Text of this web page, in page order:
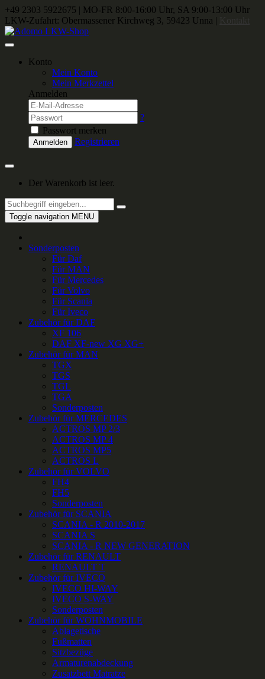
+49 2303 5922675 | MO-FR 8:00-16:00 Uhr, SA 9:00-13:00 Uhr
LKW-Zufahrt: Obermassener Kirchweg 3, 59423 Unna |
Konto
Mein Konto
Mein Merkzettel
Anmelden
?
Passwort merken
Anmelden Registrieren
Der Warenkorb ist leer.
Toggle navigation MENU
Sonderposten
Für Daf
Für MAN
Für Mercedes
Für Volvo
Für Scania
Für Iveco
Zubehör für DAF
XF 106
DAF XF-new XG XG+
Zubehör für MAN
TGX
TGS
TGL
TGA
Sonderposten
Zubehör für MERCEDES
ACTROS MP 2/3
ACTROS MP 4
ACTROS MP5
ACTROS L
Zubehör für VOLVO
FH4
FH5
Sonderposten
Zubehör für SCANIA
SCANIA - R 2010-2017
SCANIA S
SCANIA - R NEW GENERATION
Zubehör für RENAULT
RENAULT T
Zubehör für IVECO
IVECO HI-WAY
IVECO S-WAY
Sonderposten
Zubehör für WOHNMOBILE
Ablagetische
Fußmatten
Sitzbezüge
Armaturenabdeckung
Zusatzbett Matratze